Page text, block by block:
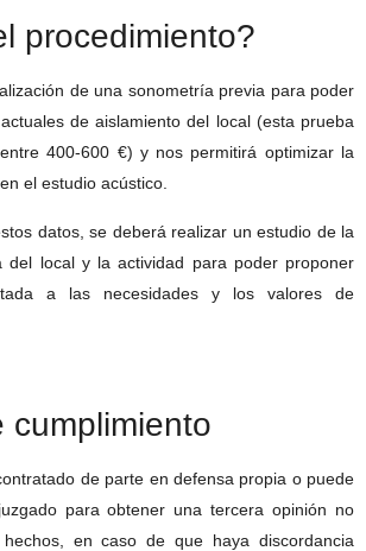
procedimiento?
de una sonometría previa para poder
de aislamiento del local (esta prueba
400-600 €) y nos permitirá optimizar la
el estudio acústico.
datos, se deberá realizar un estudio de la
del local y la actividad para poder proponer
a las necesidades y los valores de
cumplimiento
de parte en defensa propia o puede
para obtener una tercera opinión no
en caso de que haya discordancia